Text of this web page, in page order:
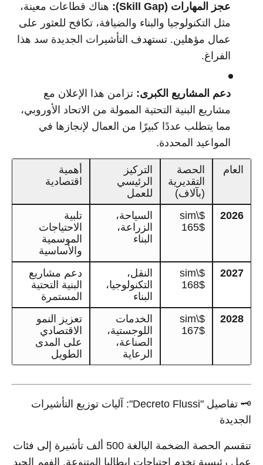
عجز المهارات (Skill Gap):
هناك قطاعات معينة،
مثل التكنولوجيا والبناء والضيافة، تكافح للعثور على
عمال مؤهلين. تستهدف التأشيرات الجديدة سد هذا
الفراغ.
دعم المشاريع الكبرى: تزامن هذا الإعلان مع
مشاريع البنية التحتية الممولة من الاتحاد الأوروبي،
مما يتطلب عددًا كبيرًا من العمال لإنجازها في
المواعيد المحددة.
العام
الحصة
التقديرية
(بآلاف)
التركيز
الرئيسي
للعمل
أهمية
اقتصادية
2026
$\sim
165$
السياحة،
الزراعة،
البناء
تلبية
الاحتياجات
الموسمية
والأساسية
2027
$\sim
168$
النقل،
التكنولوجيا،
البناء
دعم مشاريع
البنية التحتية
المستمرة
2028
$\sim
167$
الخدمات
اللوجستية،
الصناعة،
الرعاية
تعزيز النمو
الاقتصادي
على المدى
الطويل
🗝️ تفاصيل "Decreto Flussi": آليات توزيع التأشيرات
الجديدة
تنقسم الحصة الضخمة البالغة 500 ألف تأشيرة إلى فئات
عمل رئيسية تخدم احتياجات إيطاليا المتنوعة. الفهم الجيد